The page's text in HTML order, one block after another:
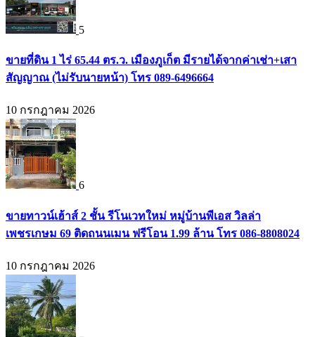
5
ขายที่ดิน 1 ไร่ 65.44 ตร.ว. เมืองภูเก็ต มีรายได้จากค่าเช่า+เสา
สัญญาณ (ไม่รับนายหน้า) โทร 089-6496664
10 กรกฎาคม 2026
6
ขายทาวน์เฮ้าส์ 2 ชั้น รีโนเวทใหม่ หมู่บ้านพีเอส วิลล่า
เพชรเกษม 69 ติดถนนเมน ฟรีโอน 1.99 ล้าน โทร 086-8808024
10 กรกฎาคม 2026